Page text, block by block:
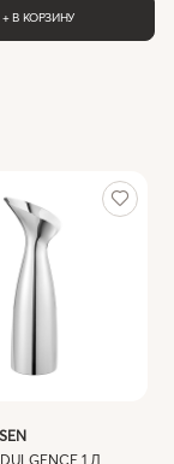
+ В КОРЗИНУ
1 Л